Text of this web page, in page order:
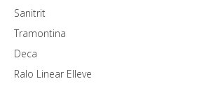
Sanitrit
Tramontina
Deca
Ralo Linear Elleve